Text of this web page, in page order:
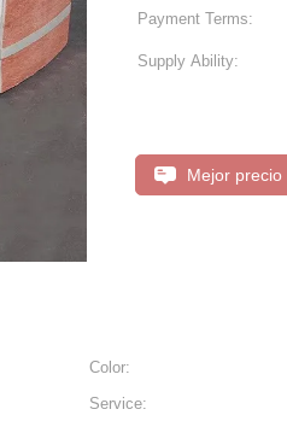
Payment Terms:
Supply Ability:
Mejor precio
Color:
Service: